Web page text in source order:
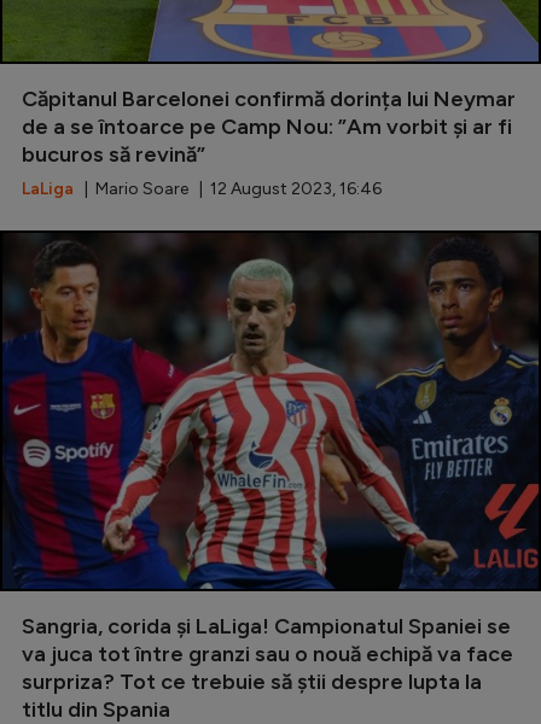
EURO 2024
Stranieri
Clasamente
Tenis
Formula 1
Gimnastică
Auto
Rugby
Ciclism
Alte sporturi
JO 2024
JO 2026
Căpitanul Barcelonei confirmă dorința lui Neymar
de a se întoarce pe Camp Nou: ”Am vorbit și ar fi
bucuros să revină”
LaLiga | Mario Soare | 12 August 2023, 16:46
Sangria, corida și LaLiga! Campionatul Spaniei se
va juca tot între granzi sau o nouă echipă va face
surpriza? Tot ce trebuie să știi despre lupta la
titlu din Spania